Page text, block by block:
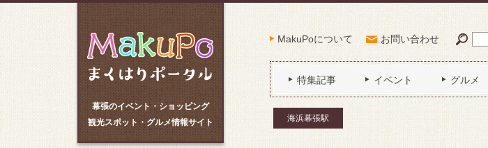
幕張のイベント・ショッピング
観光スポット・グルメ情報サイト
MakuPoについて お問い合わせ
特集記事 イベント グルメ
海浜幕張駅